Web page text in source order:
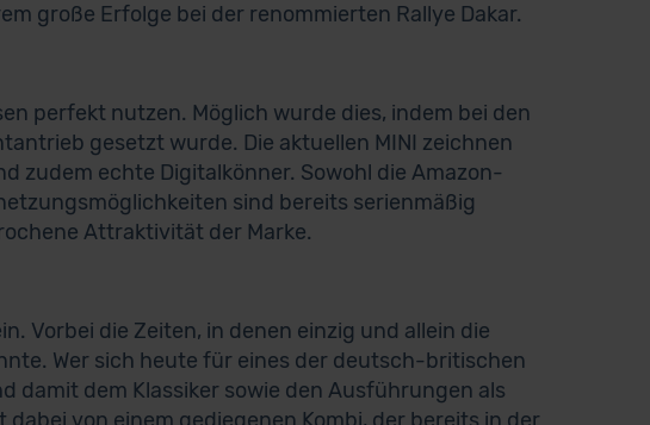
große Erfolge bei der renommierten Rallye Dakar.
perfekt nutzen. Möglich wurde dies, indem bei den
gesetzt wurde. Die aktuellen MINI zeichnen
zudem echte Digitalkönner. Sowohl die Amazon-
sind bereits serienmäßig
Attraktivität der Marke.
Vorbei die Zeiten, in denen einzig und allein die
Wer sich heute für eines der deutsch-britischen
damit dem Klassiker sowie den Ausführungen als